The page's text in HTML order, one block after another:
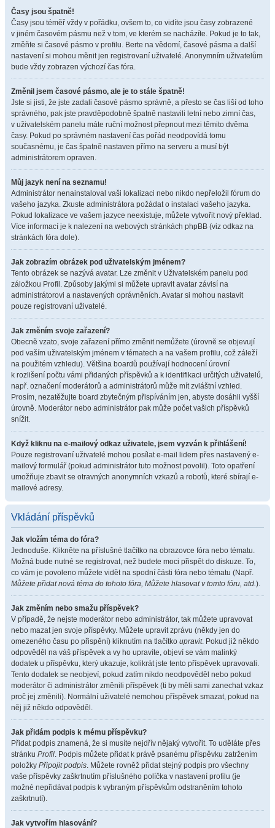
Časy jsou špatně!
Časy jsou téměř vždy v pořádku, ovšem to, co vidíte jsou časy zobrazené
v jiném časovém pásmu než v tom, ve kterém se nacházíte. Pokud je to tak,
změňte si časové pásmo v profilu. Berte na vědomí, časové pásma a další
nastavení si mohou měnit jen registrovaní uživatelé. Anonymním uživatelům
bude vždy zobrazen výchozí čas fóra.
Změnil jsem časové pásmo, ale je to stále špatně!
Jste si jisti, že jste zadali časové pásmo správně, a přesto se čas liší od toho
správného, pak jste pravděpodobně špatně nastavili letní nebo zimní čas,
v uživatelském panelu máte ruční možnost přepnout mezi těmito dvěma
časy. Pokud po správném nastavení čas pořád neodpovídá tomu
současnému, je čas špatně nastaven přímo na serveru a musí být
administrátorem opraven.
Můj jazyk není na seznamu!
Administrátor nenainstaloval vaši lokalizaci nebo nikdo nepřeložil fórum do
vašeho jazyka. Zkuste administrátora požádat o instalaci vašeho jazyka.
Pokud lokalizace ve vašem jazyce neexistuje, můžete vytvořit nový překlad.
Více informací je k nalezení na webových stránkách phpBB (viz odkaz na
stránkách fóra dole).
Jak zobrazím obrázek pod uživatelským jménem?
Tento obrázek se nazývá avatar. Lze změnit v Uživatelském panelu pod
záložkou Profil. Způsoby jakými si můžete upravit avatar závisí na
administrátorovi a nastavených oprávněních. Avatar si mohou nastavit
pouze registrovaní uživatelé.
Jak změním svoje zařazení?
Obecně vzato, svoje zařazení přímo změnit nemůžete (úrovně se objevují
pod vaším uživatelským jménem v tématech a na vašem profilu, což záleží
na použitém vzhledu). Většina boardů používají hodnocení úrovní
k rozlišení počtu vámi přidaných příspěvků a k identifikaci určitých uživatelů,
např. označení moderátorů a administrátorů může mít zvláštní vzhled.
Prosím, nezatěžujte board zbytečným přispíváním jen, abyste dosáhli vyšší
úrovně. Moderátor nebo administrátor pak může počet vašich příspěvků
snížit.
Když kliknu na e-mailový odkaz uživatele, jsem vyzván k přihlášení!
Pouze registrovaní uživatelé mohou posílat e-mail lidem přes nastavený e-
mailový formulář (pokud administrátor tuto možnost povolil). Toto opatření
umožňuje zbavit se otravných anonymních vzkazů a robotů, které sbírají e-
mailové adresy.
Vkládání příspěvků
Jak vložím téma do fóra?
Jednoduše. Klikněte na příslušné tlačítko na obrazovce fóra nebo tématu.
Možná bude nutné se registrovat, než budete moci přispět do diskuze. To,
co vám je povoleno můžete vidět na spodní části fóra nebo tématu (Např.
Můžete přidat nová téma do tohoto fóra, Můžete hlasovat v tomto fóru, atd.).
Jak změním nebo smažu příspěvek?
V případě, že nejste moderátor nebo administrátor, tak můžete upravovat
nebo mazat jen svoje příspěvky. Můžete upravit zprávu (někdy jen do
omezeného času po přispění) kliknutím na tlačítko upravit. Pokud již někdo
odpověděl na váš příspěvek a vy ho upravíte, objeví se vám malinký
dodatek u příspěvku, který ukazuje, kolikrát jste tento příspěvek upravovali.
Tento dodatek se neobjeví, pokud zatím nikdo neodpověděl nebo pokud
moderátor či administrátor změnili příspěvek (ti by měli sami zanechat vzkaz
proč jej změnili). Normální uživatelé nemohou příspěvek smazat, pokud na
něj již někdo odpověděl.
Jak přidám podpis k mému příspěvku?
Přidat podpis znamená, že si musíte nejdřív nějaký vytvořit. To uděláte přes
stránku Profil. Podpis můžete přidat k právě psanému příspěvku zatržením
položky Připojit podpis. Můžete rovněž přidat stejný podpis pro všechny
vaše příspěvky zaškrtnutím příslušného políčka v nastavení profilu (je
možné nepřidávat podpis k vybraným příspěvkům odstraněním tohoto
zaškrtnutí).
Jak vytvořím hlasování?